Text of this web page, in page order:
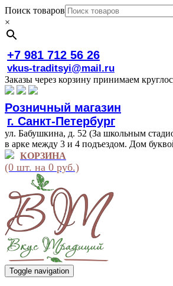
Поиск товаров
×
+7 981 712 56 26
vkus-traditsyi@mail.ru
Заказы через корзину принимаем
Розничный магазин
г. Санкт-Петербург
ул. Бабушкина, д. 52 (За школьным
в арке между 3 и 4 подъездом. Дом
КОРЗИНА
(0 шт. на 0 руб.)
Toggle navigation